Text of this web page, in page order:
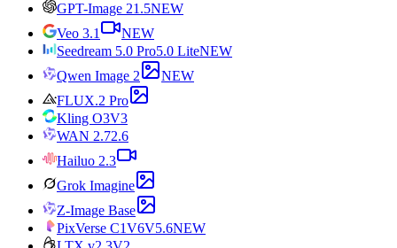
GPT-Image 21.5NEW
Veo 3.1
NEW
Seedream 5.0 Pro5.0 LiteNEW
Qwen Image 2
NEW
FLUX.2 Pro
Kling O3V3
WAN 2.72.6
Hailuo 2.3
Grok Imagine
Z-Image Base
PixVerse C1V6V5.6NEW